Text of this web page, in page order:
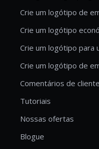
Crie um logótipo de
Crie um logótipo
Crie um logótipo para
Crie um logótipo de
Comentários de
Tutoriais
Nossas ofertas
Blogue